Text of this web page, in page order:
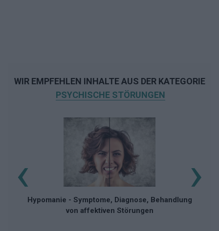
WIR EMPFEHLEN INHALTE AUS DER KATEGORIE
PSYCHISCHE STÖRUNGEN
Hypomanie - Symptome, Diagnose, Behandlung
von affektiven Störungen
‹ ›